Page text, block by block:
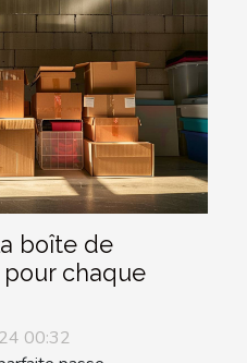
boîte de
chaque
00:32